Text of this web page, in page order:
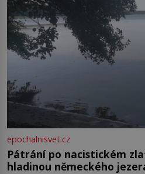
epochalnisvet.cz
Pátrání po nacistickém
hladinou německého